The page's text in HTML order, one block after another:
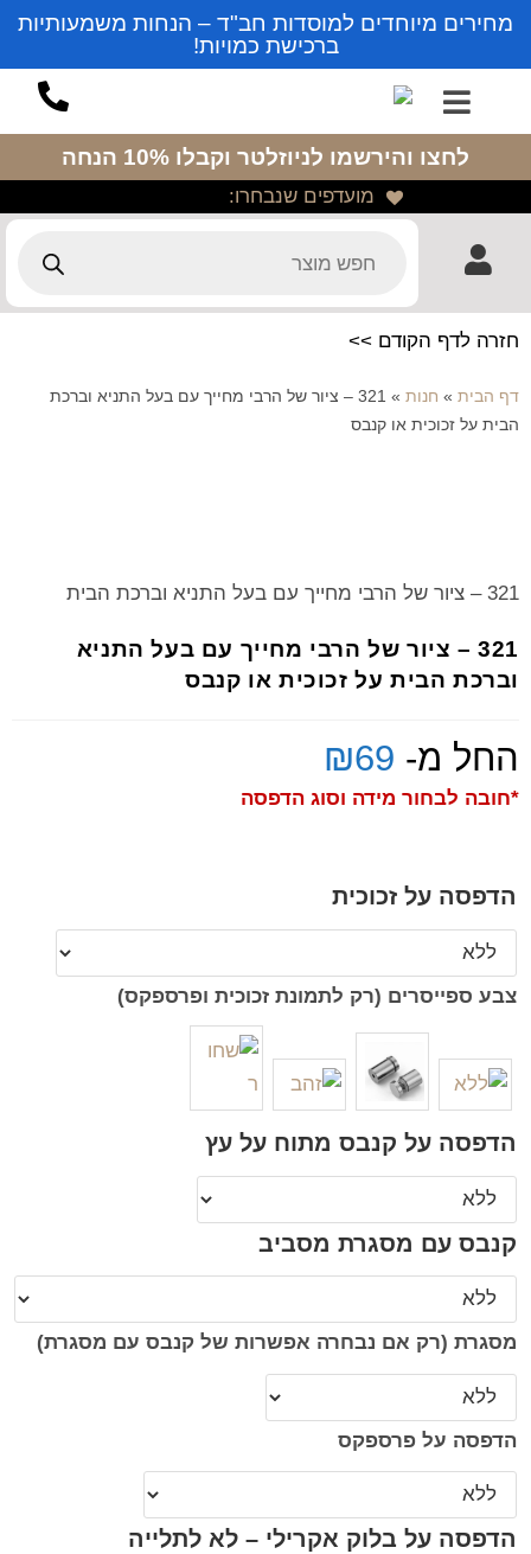
מחירים מיוחדים למוסדות חב"ד – הנחות משמעותיות
ברכישת כמויות!
לחצו והירשמו לניוזלטר וקבלו 10% הנחה
מועדפים שנבחרו:
חזרה לדף הקודם >>
דף הבית » חנות »
321 – ציור של הרבי מחייך עם בעל התניא וברכת
הבית על זכוכית או קנבס
321 – ציור של הרבי מחייך עם בעל התניא וברכת הבית
321 – ציור של הרבי מחייך עם בעל התניא
וברכת הבית על זכוכית או קנבס
החל מ- ₪69
*חובה לבחור מידה וסוג הדפסה
הדפסה על זכוכית
צבע ספייסרים (רק לתמונת זכוכית ופרספקס)
הדפסה על קנבס מתוח על עץ
קנבס עם מסגרת מסביב
מסגרת (רק אם נבחרה אפשרות של קנבס עם מסגרת)
הדפסה על פרספקס
הדפסה על בלוק אקרילי – לא לתלייה